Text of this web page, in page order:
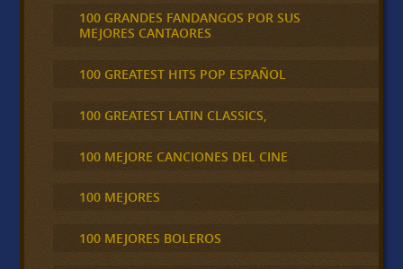
100 GRANDES FANDANGOS POR SUS
MEJORES CANTAORES
100 GREATEST HITS POP ESPAÑOL
100 GREATEST LATIN CLASSICS,
100 MEJORE CANCIONES DEL CINE
100 MEJORES
100 MEJORES BOLEROS